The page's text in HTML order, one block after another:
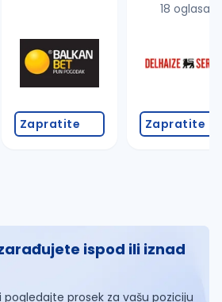
Zapratite
18 oglasa
Zapratite
ispod ili iznad
pogledajte prosek za vašu poziciju